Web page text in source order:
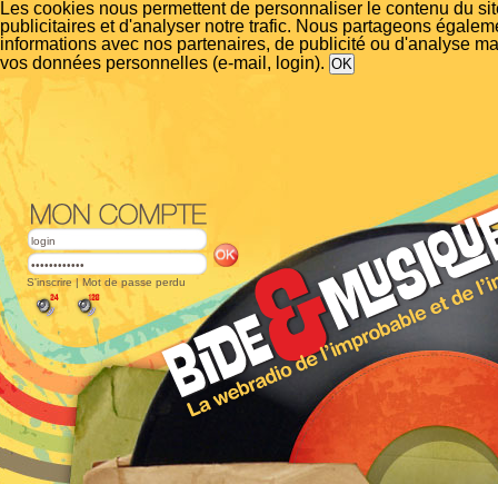
Les cookies nous permettent de personnaliser le contenu du
publicitaires et d'analyser notre trafic. Nous partageons
informations avec nos partenaires, de publicité ou d'analyse
vos données personnelles (e-mail, login).
S'inscrire | Mot de passe perdu